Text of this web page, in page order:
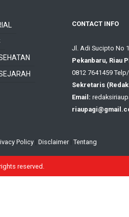
CONTACT INFO
Jl. Adi Sucipto No
Pekanbaru, Riau
0812 7641459
Sekretaris
Email:
Policy| Disclaimer| Tentang
reserved.